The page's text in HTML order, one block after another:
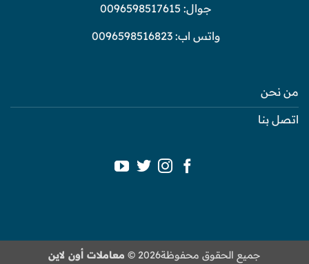
جوال: 0096598517615
واتس اب:0096598516823
من نحن
اتصل بنا
جميع الحقوق محفوظة2026 © معاملات أون لاين